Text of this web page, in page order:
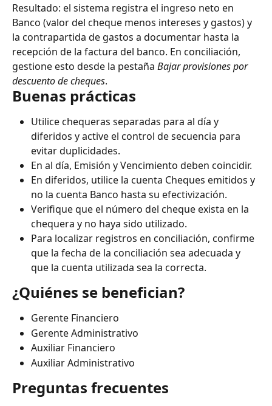
Resultado: el sistema registra el ingreso neto en
Banco (valor del cheque menos intereses y gastos) y
la contrapartida de gastos a documentar hasta la
recepción de la factura del banco. En conciliación,
gestione esto desde la pestaña Bajar provisiones por
descuento de cheques.
Buenas prácticas
Utilice chequeras separadas para al día y
diferidos y active el control de secuencia para
evitar duplicidades.
En al día, Emisión y Vencimiento deben coincidir.
En diferidos, utilice la cuenta Cheques emitidos y
no la cuenta Banco hasta su efectivización.
Verifique que el número del cheque exista en la
chequera y no haya sido utilizado.
Para localizar registros en conciliación, confirme
que la fecha de la conciliación sea adecuada y
que la cuenta utilizada sea la correcta.
¿Quiénes se benefician?
Gerente Financiero
Gerente Administrativo
Auxiliar Financiero
Auxiliar Administrativo
Preguntas frecuentes